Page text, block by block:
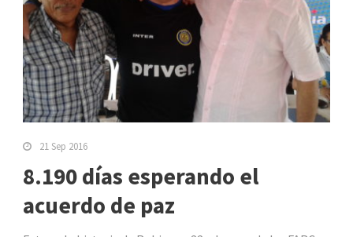
21 Sep 2016
8.190 días esperando el
acuerdo de paz